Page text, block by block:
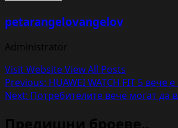
petarangelovangelov
Administrator
Visit WebsiteView All Posts
Post
navigation
Previous: HUAWEI WATCH FIT 5
Next: Потребителите вече могат да
Предишни броеве..